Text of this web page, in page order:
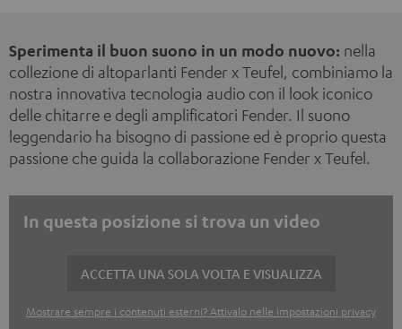
Sperimenta il buon suono in un modo nuovo: nella
collezione di altoparlanti Fender x Teufel, combiniamo la
nostra innovativa tecnologia audio con il look iconico
delle chitarre e degli amplificatori Fender. Il suono
leggendario ha bisogno di passione ed è proprio questa
passione che guida la collaborazione Fender x Teufel.
In questa posizione si trova un video
ACCETTA UNA SOLA VOLTA E VISUALIZZA
Mostrare sempre i contenuti esterni? Attivalo nelle impostazioni privacy